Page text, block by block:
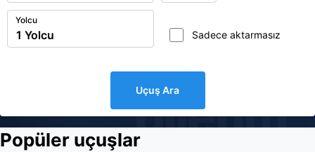
biletim
Yolcu
Sadece aktarmasız
Uçuş Ara
Popüler uçuşlar